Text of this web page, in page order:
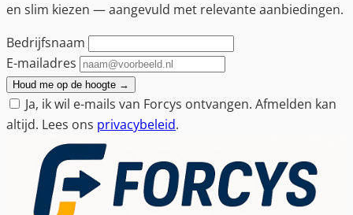
en slim kiezen — aangevuld met relevante aanbiedingen.
Bedrijfsnaam
E-mailadres
Houd me op de hoogte →
Ja, ik wil e-mails van Forcys ontvangen. Afmelden kan
altijd. Lees ons privacybeleid.